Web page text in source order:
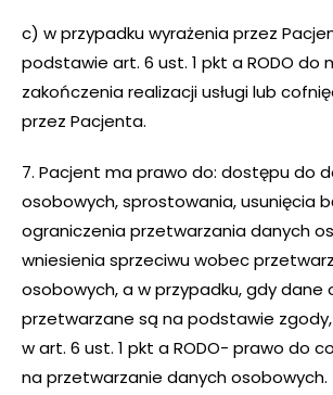
c) w przypadku wyrażenia przez
podstawie art. 6 ust. 1 pkt a RODO do
zakończenia realizacji usługi lub
przez Pacjenta.
7. Pacjent ma prawo do: dostępu do
osobowych, sprostowania, usunięcia
ograniczenia przetwarzania danych
wniesienia sprzeciwu wobec
osobowych, a w przypadku, gdy dane
przetwarzane są na podstawie
w art. 6 ust. 1 pkt a RODO- prawo do
na przetwarzanie danych osobowych.